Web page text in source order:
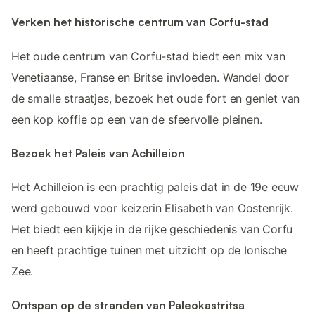
Verken het historische centrum van Corfu-stad
Het oude centrum van Corfu-stad biedt een mix van
Venetiaanse, Franse en Britse invloeden. Wandel door
de smalle straatjes, bezoek het oude fort en geniet van
een kop koffie op een van de sfeervolle pleinen.
Bezoek het Paleis van Achilleion
Het Achilleion is een prachtig paleis dat in de 19e eeuw
werd gebouwd voor keizerin Elisabeth van Oostenrijk.
Het biedt een kijkje in de rijke geschiedenis van Corfu
en heeft prachtige tuinen met uitzicht op de Ionische
Zee.
Ontspan op de stranden van Paleokastritsa